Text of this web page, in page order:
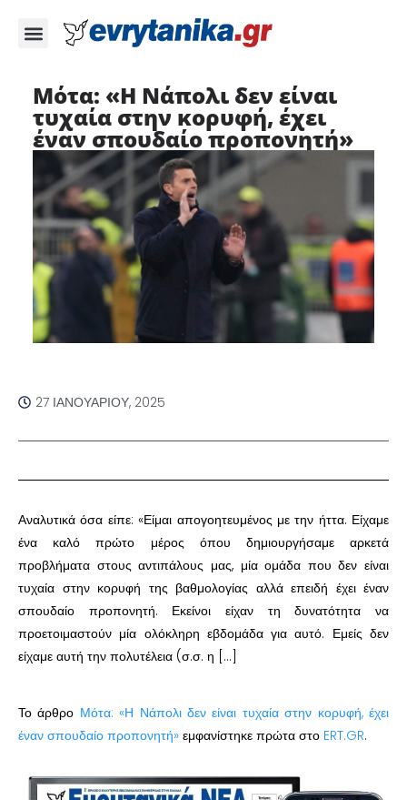
Μότα: «Η Νάπολι δεν είναι
τυχαία στην κορυφή, έχει
έναν σπουδαίο προπονητή»
27 ΙΑΝΟΥΑΡΊΟΥ, 2025
Αναλυτικά όσα είπε: «Είμαι απογοητευμένος με την ήττα. Είχαμε
ένα καλό πρώτο μέρος όπου δημιουργήσαμε αρκετά
προβλήματα στους αντιπάλους μας, μία ομάδα που δεν είναι
τυχαία στην κορυφή της βαθμολογίας αλλά επειδή έχει έναν
σπουδαίο προπονητή. Εκείνοι είχαν τη δυνατότητα να
προετοιμαστούν μία ολόκληρη εβδομάδα για αυτό. Εμείς δεν
είχαμε αυτή την πολυτέλεια (σ.σ. η […]
Το άρθρο Μότα: «Η Νάπολι δεν είναι τυχαία στην κορυφή, έχει
έναν σπουδαίο προπονητή» εμφανίστηκε πρώτα στο ERT.GR.